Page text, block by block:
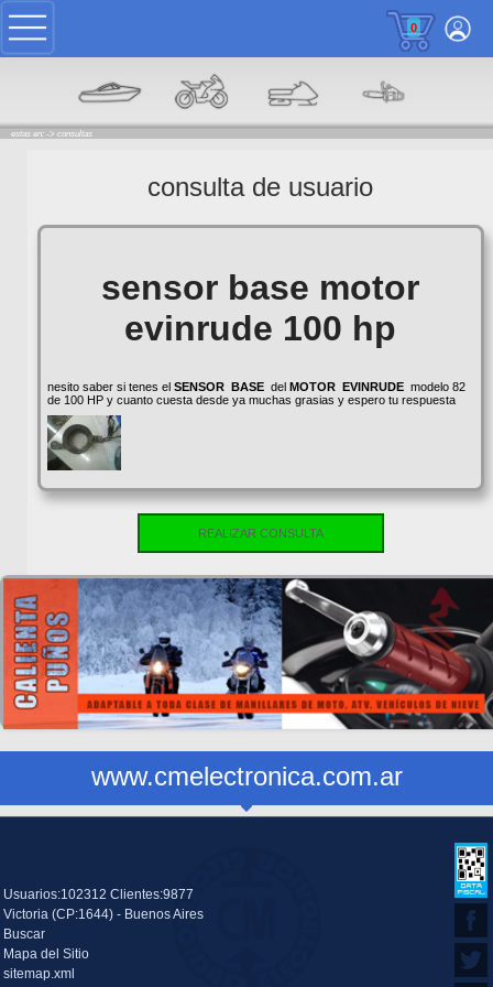
0
estas en: -> consultas
consulta de usuario
sensor base motor
evinrude 100 hp
nesito saber si tenes el SENSOR BASEdel MOTOR EVINRUDEmodelo 82
de 100 HP y cuanto cuesta desde ya muchas grasias y espero tu respuesta
REALIZAR CONSULTA
www.cmelectronica.com.ar
Usuarios:102312 Clientes:9877
Victoria (CP:1644) - Buenos Aires
Buscar
Mapa del Sitio
sitemap.xml